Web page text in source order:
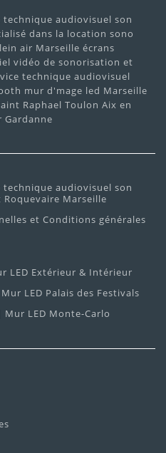
audiovisuel son
dans la location sono
air Marseille écrans
vidéo de sonorisation et
technique audiovisuel
mur d'mage led Marseille
Raphael Toulon Aix en
Gardanne
audiovisuel son
Marseille
et Conditions générales
LED Extérieur & Intérieur
LED Palais des Festivals
LED Monte-Carlo